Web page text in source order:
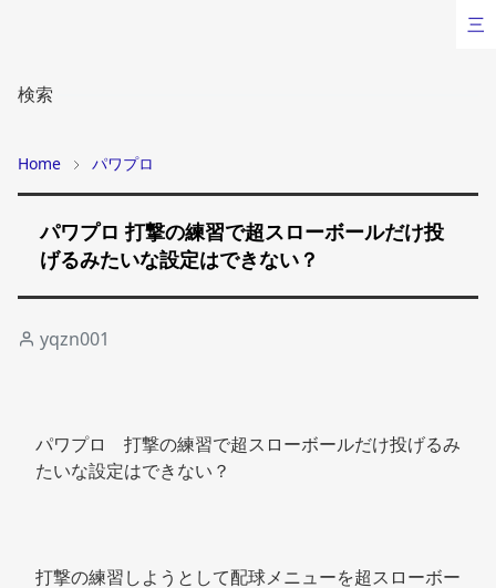
検索
Home パワプロ
パワプロ 打撃の練習で超スローボールだけ投
げるみたいな設定はできない？
yqzn001
パワプロ　打撃の練習で超スローボールだけ投げるみ
たいな設定はできない？
打撃の練習しようとして配球メニューを超スローボー
三